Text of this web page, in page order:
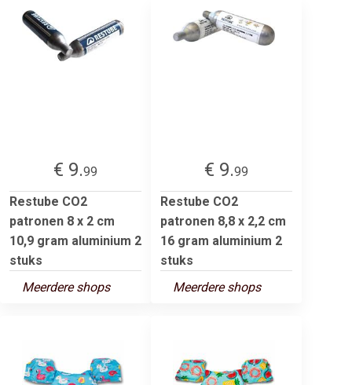
€ 9.99
Restube CO2
patronen 8 x 2 cm
10,9 gram aluminium 2
stuks
Meerdere shops
€ 9.99
Restube CO2
patronen 8,8 x 2,2 cm
16 gram aluminium 2
stuks
Meerdere shops